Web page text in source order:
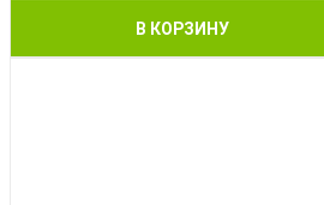
В КОРЗИНУ